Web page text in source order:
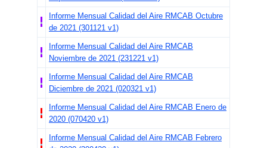
Informe Mensual Calidad del Aire RMCAB Octubre
de 2021 (301121 v1)
Informe Mensual Calidad del Aire RMCAB
Noviembre de 2021 (231221 v1)
Informe Mensual Calidad del Aire RMCAB
Diciembre de 2021 (020321 v1)
Informe Mensual Calidad del Aire RMCAB Enero de
2020 (070420 v1)
Informe Mensual Calidad del Aire RMCAB Febrero